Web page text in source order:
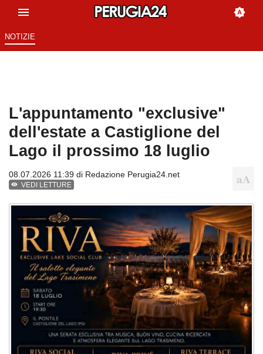
NOTIZIE
L'appuntamento "exclusive"
dell'estate a Castiglione del
Lago il prossimo 18 luglio
08.07.2026 11:39 di Redazione Perugia24.net
VEDI LETTURE